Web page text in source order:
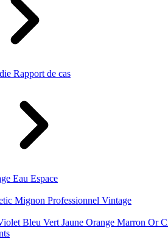
Rapport de cas
Eau Espace
Mignon Professionnel Vintage
Bleu Vert Jaune Orange Marron Or